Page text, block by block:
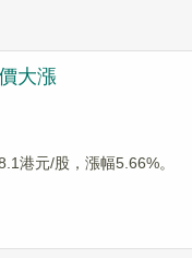
大漲
港元/股，漲幅5.66%。